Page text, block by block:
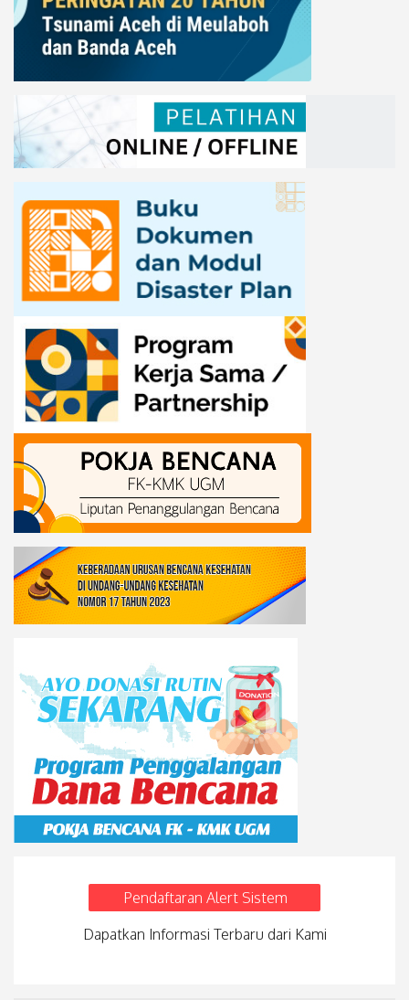
Pendaftaran Alert Sistem
Dapatkan Informasi Terbaru dari Kami